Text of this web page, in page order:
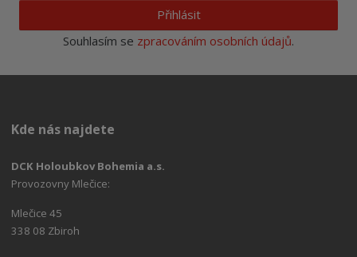
Přihlásit
Souhlasím se zpracováním osobních údajů.
Kde nás najdete
DCK Holoubkov Bohemia a.s.
Provozovny Mlečice:
Mlečice 45
338 08 Zbiroh